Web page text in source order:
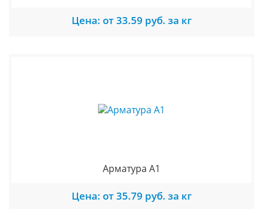
Цена: от 33.59 руб. за кг
Арматура А1
Цена: от 35.79 руб. за кг